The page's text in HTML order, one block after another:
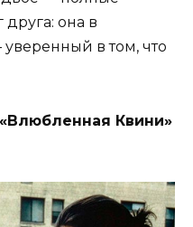
она в
в том, что
Квини»